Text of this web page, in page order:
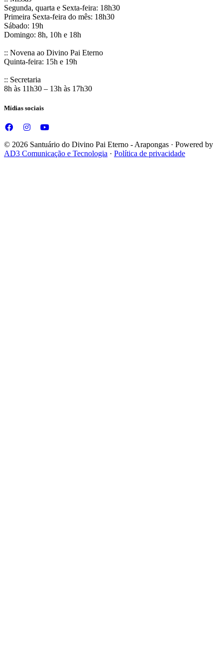
Segunda, quarta e Sexta-feira: 18h30
Primeira Sexta-feira do mês: 18h30
Sábado: 19h
Domingo: 8h, 10h e 18h
:: Novena ao Divino Pai Eterno
Quinta-feira: 15h e 19h
:: Secretaria
8h às 11h30 – 13h às 17h30
Mídias sociais
© 2026 Santuário do Divino Pai Eterno - Arapongas · Powered by
AD3 Comunicação e Tecnologia · Política de privacidade